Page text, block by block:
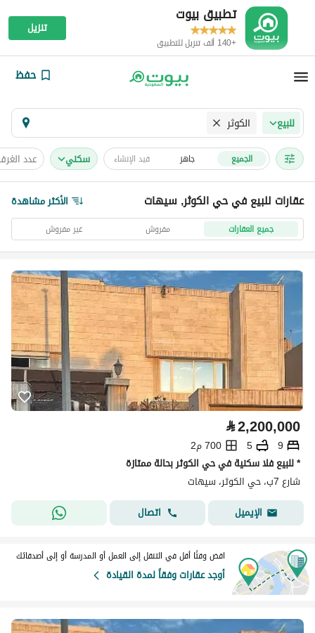
تطبيق بيوت
+140 ألف تنزيل للتطبيق
تنزيل
حفظ
للبيع الكوثر
الجميع جاهز قيد الإنشاء سكني عدد
عقارات للبيع في حي الكوثر, سيهات الأكثر مشاهدة
جميع العقارات مفروش غير مفروش
⃁2,200,000
9
5
700 م2
* للبيع فلا سكنية في حي الكوثر بحالة ممتازة
شارع 7ب، حي الكوثر، سيهات
الإيميل
اتصال
اقض وقتًا أقل في التنقل إلى العمل أو المدرسة أو إلى أصدقائك
أوجد عقارات وفقاً لمدة القيادة